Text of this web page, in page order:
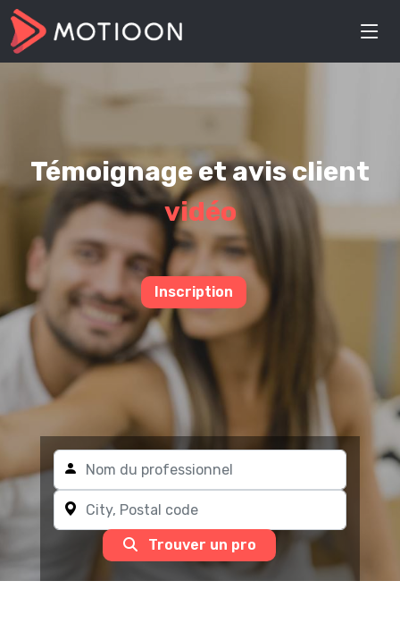
Témoignage et avis client
vidéo
Inscription
Trouver un pro